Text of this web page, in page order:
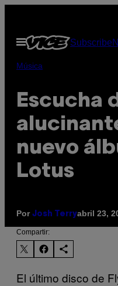
contenido
Abrir
Menú
Subscribe
Música
Escucha
nuevo
Lotus
Por Josh Terryabril 23,
Compartir:
El último disco de